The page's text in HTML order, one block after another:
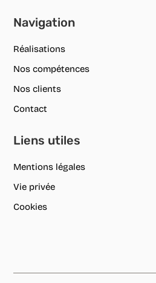
Navigation
Réalisations
Nos compétences
Nos clients
Contact
Liens utiles
Mentions légales
Vie privée
Cookies